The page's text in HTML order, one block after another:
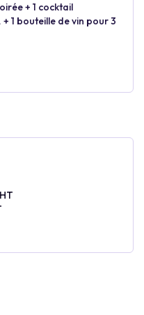
+ 1 cocktail
1 bouteille de vin pour 3